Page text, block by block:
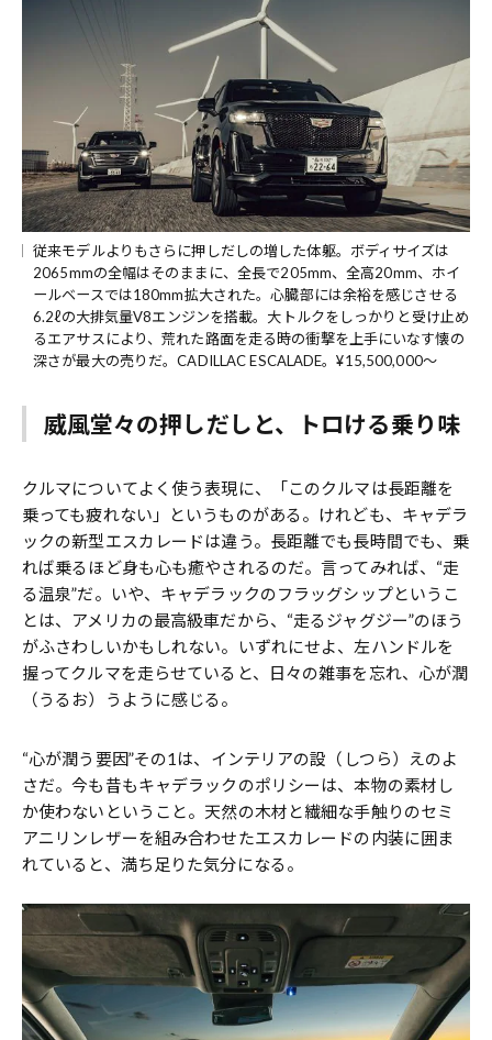
従来モデルよりもさらに押しだしの増した体躯。ボディサイズは
2065mmの全幅はそのままに、全長で205mm、全高20mm、ホイ
ールベースでは180mm拡大された。心臓部には余裕を感じさせる
6.2ℓの大排気量V8エンジンを搭載。大トルクをしっかりと受け止め
るエアサスにより、荒れた路面を走る時の衝撃を上手にいなす懐の
深さが最大の売りだ。CADILLAC ESCALADE。¥15,500,000～
威風堂々の押しだしと、トロける乗り味
クルマについてよく使う表現に、「このクルマは長距離を
乗っても疲れない」というものがある。けれども、キャデラ
ックの新型エスカレードは違う。長距離でも長時間でも、乗
れば乗るほど身も心も癒やされるのだ。言ってみれば、“走
る温泉”だ。いや、キャデラックのフラッグシップというこ
とは、アメリカの最高級車だから、“走るジャグジー”のほう
がふさわしいかもしれない。いずれにせよ、左ハンドルを
握ってクルマを走らせていると、日々の雑事を忘れ、心が潤
（うるお）うように感じる。
“心が潤う要因”その1は、インテリアの設（しつら）えのよ
さだ。今も昔もキャデラックのポリシーは、本物の素材し
か使わないということ。天然の木材と繊細な手触りのセミ
アニリンレザーを組み合わせたエスカレードの内装に囲ま
れていると、満ち足りた気分になる。